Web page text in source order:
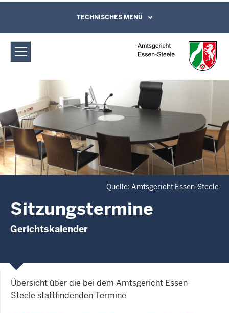
Amtsgericht Essen-Steele:
Sitzungstermine
Direkt zum Inhalt
Leichte Sprache, Gebärdensprachenvideo
und Kontaktformular
TECHNISCHES MENÜ
Quelle: Amtsgericht Essen-Steele
Sitzungstermine
Gerichtskalender
Übersicht über die bei dem Amtsgericht Essen-
Steele stattfindenden Termine